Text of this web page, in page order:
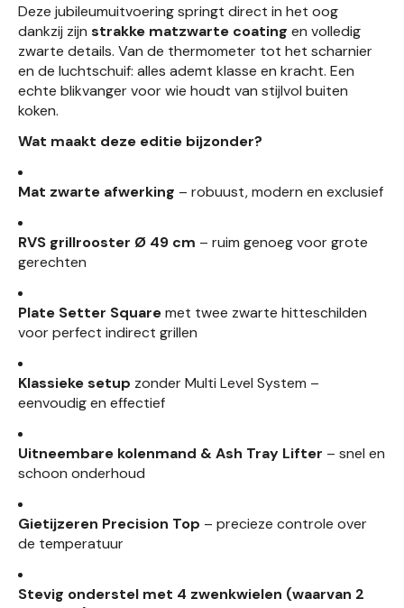
Deze jubileumuitvoering springt direct in het oog
dankzij zijn strakke matzwarte coating en volledig
zwarte details. Van de thermometer tot het scharnier
en de luchtschuif: alles ademt klasse en kracht. Een
echte blikvanger voor wie houdt van stijlvol buiten
koken.
Wat maakt deze editie bijzonder?
Mat zwarte afwerking – robuust, modern en exclusief
RVS grillrooster Ø 49 cm – ruim genoeg voor grote
gerechten
Plate Setter Squaremet twee zwarte hitteschilden
voor perfect indirect grillen
Klassieke setup zonder Multi Level System –
eenvoudig en effectief
Uitneembare kolenmand & Ash Tray Lifter – snel en
schoon onderhoud
Gietijzeren Precision Top – precieze controle over
de temperatuur
Stevig onderstel met 4 zwenkwielen (waarvan 2